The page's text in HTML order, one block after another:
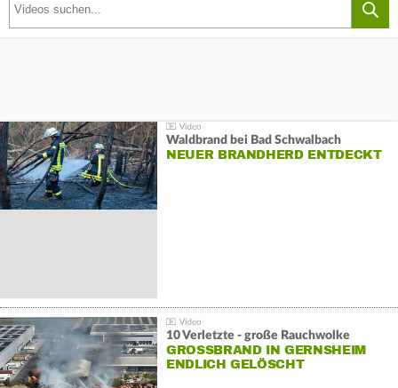
Waldbrand bei Bad Schwalbach
NEUER BRANDHERD ENTDECKT
10 Verletzte - große Rauchwolke
GROSSBRAND IN GERNSHEIM E
NDLICH GELÖSCHT